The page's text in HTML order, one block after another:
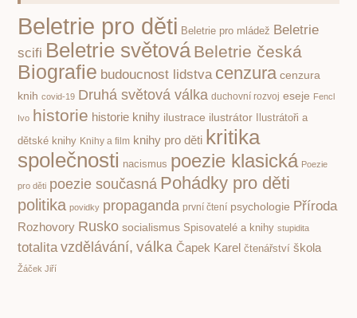
Beletrie pro děti Beletrie pro mládež Beletrie
scifi Beletrie světováBeletrie česká
Biografie budoucnost lidstva cenzura cenzura
knih covid-19 Druhá světová válka duchovní rozvoj eseje Fencl
Ivo historie historie knihy ilustrace ilustrátor Ilustrátoři a
dětské knihy Knihy a film knihy pro děti kritika
společnosti nacismus poezie klasická Poezie
pro děti poezie současná Pohádky pro děti
politika povidky propaganda první čtení psychologie Příroda
Rozhovory Rusko socialismus Spisovatelé a knihy stupidita
totalita vzdělávání, válka Čapek Karel čtenářství škola
Žáček Jiří